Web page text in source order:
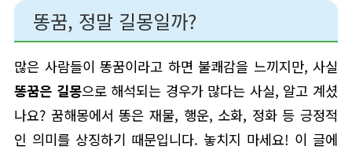
똥꿈, 정말 길몽일까?
많은 사람들이 똥꿈이라고 하면 불쾌감을 느끼지만, 사실
똥꿈은 길몽으로 해석되는 경우가 많다는 사실, 알고 계셨
나요? 꿈해몽에서 똥은 재물, 행운, 소화, 정화 등 긍정적
인 의미를 상징하기 때문입니다. 놓치지 마세요! 이 글에